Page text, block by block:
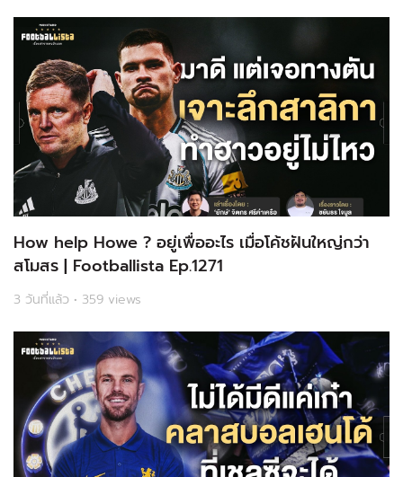
How help Howe ? อยู่เพื่ออะไร เมื่อโค้ชฝันใหญ่กว่า
สโมสร | Footballista Ep.1271
3 วันที่แล้ว • 359 views